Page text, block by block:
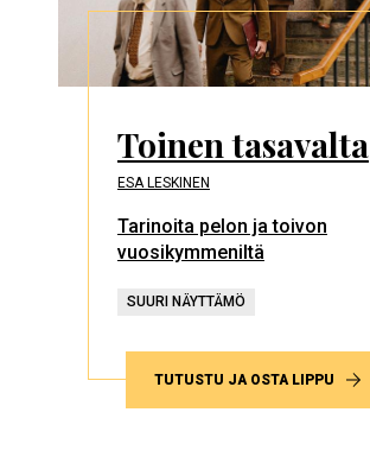
Toinen tasavalta
ESA LESKINEN
Tarinoita pelon ja toivon
vuosikymmeniltä
SUURI NÄYTTÄMÖ
TUTUSTU JA OSTA LIPPU